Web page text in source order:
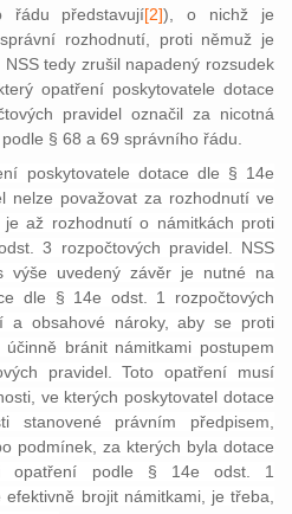
řádu představují[2]), o nichž je
rozhodnutí, proti němuž je
tedy zrušil napadený rozsudek
opatření poskytovatele dotace
pravidel označil za nicotná
§ 68 a 69 správního řádu.
poskytovatele dotace dle § 14e
nelze považovat za rozhodnutí ve
až rozhodnutí o námitkách proti
3 rozpočtových pravidel. NSS
výše uvedený závěr je nutné na
dle § 14e odst. 1 rozpočtových
a obsahové nároky, aby se proti
bránit námitkami postupem
pravidel. Toto opatření musí
ve kterých poskytovatel dotace
stanovené právním předpisem,
podmínek, za kterých byla dotace
opatření podle § 14e odst. 1
brojit námitkami, je třeba,